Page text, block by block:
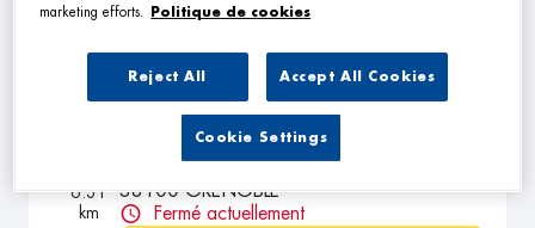
6.31
km
RG AUTO
38100 GRENOBLE
Fermé actuellement
marketing efforts.
Politique de cookies
Reject All Accept All Cookies
Cookie Settings